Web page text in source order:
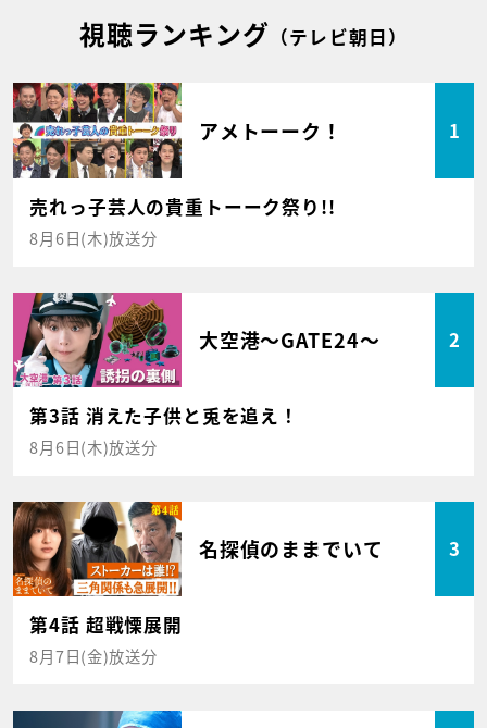
視聴ランキング （テレビ朝日）
アメトーーク！ 1
売れっ子芸人の貴重トーーク祭り!!
8月6日(木)放送分
大空港～GATE24～ 2
第3話 消えた子供と兎を追え！
8月6日(木)放送分
名探偵のままでいて 3
第4話 超戦慄展開
8月7日(金)放送分